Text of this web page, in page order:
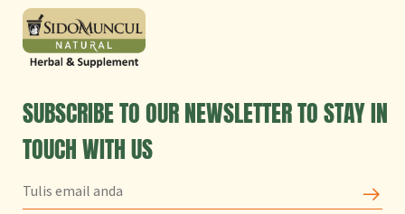
SUBSCRIBE TO OUR NEWSLETTER TO STAY IN
TOUCH WITH US